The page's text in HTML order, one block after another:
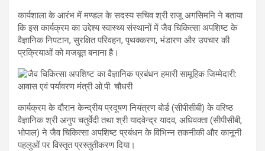
कार्यशाला के आरंभ में मण्डल के सदस्य सचिव श्री राजू अगसिमनि ने बताया
कि इस कार्यक्रम का उद्देश्य स्वास्थ्य संस्थानों में जैव चिकित्सा अपशिष्ट के
वैज्ञानिक निपटान, सुरक्षित परिवहन, पृथक्करण, भंडारण और उपचार की
प्रक्रियाओं को मजबूत बनाना है।
कार्यक्रम के दौरान केन्द्रीय प्रदूषण नियंत्रण बोर्ड (सीपीसीबी) के वरिष्ठ
वैज्ञानिक श्री अनुप चतुर्वेदी तथा श्री यादवेन्द्र यादव, अधिवक्ता (सीपीसीबी,
भोपाल) ने जैव चिकित्सा अपशिष्ट प्रबंधन के विभिन्न तकनीकी और कानूनी
पहलुओं पर विस्तृत प्रस्तुतीकरण दिया।